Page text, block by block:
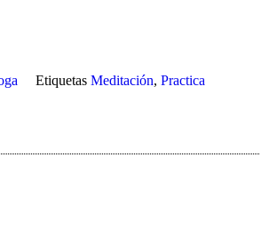
Etiquetas Meditación, Practica